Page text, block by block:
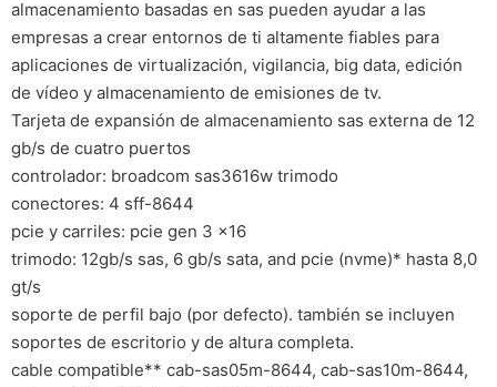
almacenamiento basadas en sas pueden ayudar a las
empresas a crear entornos de ti altamente fiables para
aplicaciones de virtualización, vigilancia, big data, edición
de vídeo y almacenamiento de emisiones de tv.
Tarjeta de expansión de almacenamiento sas externa de 12
gb/s de cuatro puertos
controlador: broadcom sas3616w trimodo
conectores: 4 sff-8644
pcie y carriles: pcie gen 3 x16
trimodo: 12gb/s sas, 6 gb/s sata, and pcie (nvme)* hasta 8,0
gt/s
soporte de perfil bajo (por defecto). también se incluyen
soportes de escritorio y de altura completa.
cable compatible** cab-sas05m-8644, cab-sas10m-8644,